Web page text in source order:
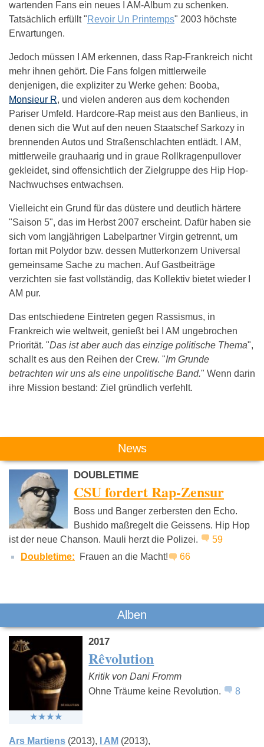
wartenden Fans ein neues I AM-Album zu schenken.
Tatsächlich erfüllt "Revoir Un Printemps" 2003 höchste
Erwartungen.
Jedoch müssen I AM erkennen, dass Rap-Frankreich nicht
mehr ihnen gehört. Die Fans folgen mittlerweile
denjenigen, die expliziter zu Werke gehen: Booba,
Monsieur R, und vielen anderen aus dem kochenden
Pariser Umfeld. Hardcore-Rap meist aus den Banlieus, in
denen sich die Wut auf den neuen Staatschef Sarkozy in
brennenden Autos und Straßenschlachten entlädt. I AM,
mittlerweile grauhaarig und in graue Rollkragenpullover
gekleidet, sind offensichtlich der Zielgruppe des Hip Hop-
Nachwuchses entwachsen.
Vielleicht ein Grund für das düstere und deutlich härtere
"Saison 5", das im Herbst 2007 erscheint. Dafür haben sie
sich vom langjährigen Labelpartner Virgin getrennt, um
fortan mit Polydor bzw. dessen Mutterkonzern Universal
gemeinsame Sache zu machen. Auf Gastbeiträge
verzichten sie fast vollständig, das Kollektiv bietet wieder I
AM pur.
Das entschiedene Eintreten gegen Rassismus, in
Frankreich wie weltweit, genießt bei I AM ungebrochen
Priorität. "Das ist aber auch das einzige politische Thema",
schallt es aus den Reihen der Crew. "Im Grunde
betrachten wir uns als eine unpolitische Band." Wenn darin
ihre Mission bestand: Ziel gründlich verfehlt.
Das könnte Dich auch interessieren:
K.I.Z. Seeed Kool
News
DOUBLETIME
CSU fordert Rap-Zensur
Boss und Banger zerbersten den Echo.
Bushido maßregelt die Geissens. Hip Hop
ist der neue Chanson. Mauli herzt die Polizei.
59
Doubletime:
Frauen an die Macht! 66
Alben
2017
Rêvolution
Kritik von Dani Fromm
Ohne Träume keine Revolution.
8
Ars Martiens (2013) I AM (2013)